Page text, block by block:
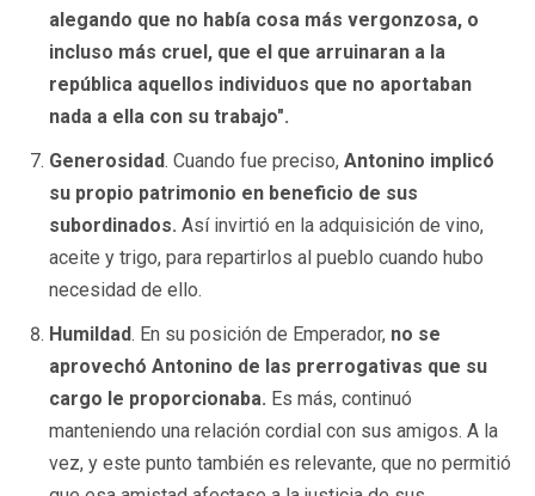
alegando que no había cosa más vergonzosa, o
incluso más cruel, que el que arruinaran a la
república aquellos individuos que no aportaban
nada a ella con su trabajo".
Generosidad. Cuando fue preciso, Antonino implicó
su propio patrimonio en beneficio de sus
subordinados. Así invirtió en la adquisición de vino,
aceite y trigo, para repartirlos al pueblo cuando hubo
necesidad de ello.
Humildad. En su posición de Emperador, no se
aprovechó Antonino de las prerrogativas que su
cargo le proporcionaba. Es más, continuó
manteniendo una relación cordial con sus amigos. A la
vez, y este punto también es relevante, que no permitió